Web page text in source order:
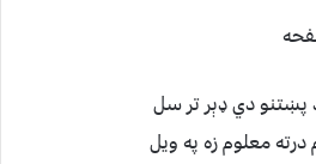
پښتنو دي ډېر تر سل
معلوم زه په ويل